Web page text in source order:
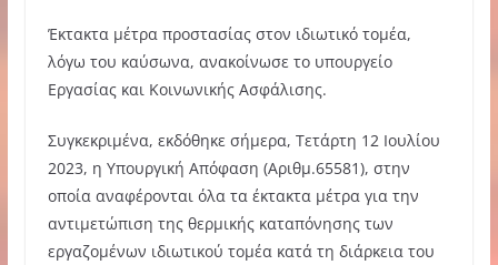
Έκτακτα μέτρα προστασίας στον ιδιωτικό τομέα,
λόγω του καύσωνα, ανακοίνωσε το υπουργείο
Εργασίας και Κοινωνικής Ασφάλισης.
Συγκεκριμένα, εκδόθηκε σήμερα, Τετάρτη 12 Ιουλίου
2023, η Υπουργική Απόφαση (Αριθμ.65581), στην
οποία αναφέρονται όλα τα έκτακτα μέτρα για την
αντιμετώπιση της θερμικής καταπόνησης των
εργαζομένων ιδιωτικού τομέα κατά τη διάρκεια του